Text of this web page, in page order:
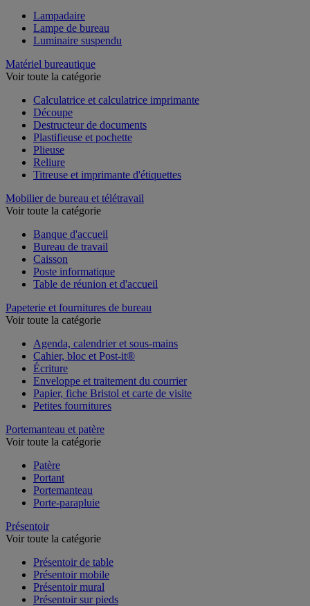
Lampadaire
Lampe de bureau
Luminaire suspendu
Matériel bureautique
Voir toute la catégorie
Calculatrice et calculatrice imprimante
Découpe
Destructeur de documents
Plastifieuse et pochette
Plieuse
Reliure
Titreuse et imprimante d'étiquettes
Mobilier de bureau et télétravail
Voir toute la catégorie
Banque d'accueil
Bureau de travail
Caisson
Poste informatique
Table de réunion et d'accueil
Papeterie et fournitures de bureau
Voir toute la catégorie
Agenda, calendrier et sous-mains
Cahier, bloc et Post-it®
Écriture
Enveloppe et traitement du courrier
Papier, fiche Bristol et carte de visite
Petites fournitures
Portemanteau et patère
Voir toute la catégorie
Patère
Portant
Portemanteau
Porte-parapluie
Présentoir
Voir toute la catégorie
Présentoir de table
Présentoir mobile
Présentoir mural
Présentoir sur pieds